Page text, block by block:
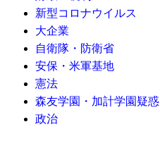
新型コロナウイルス
大企業
自衛隊・防衛省
安保・米軍基地
憲法
森友学園・加計学園疑惑
政治